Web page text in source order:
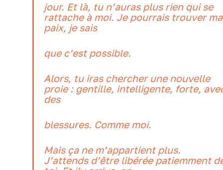
jour. Et là, tu n’auras plus rien qui se
rattache à moi. Je pourrais trouver ma
paix, je sais
que c’est possible.
Alors, tu iras chercher une nouvelle
proie : gentille, intelligente, forte,
des
blessures. Comme moi.
Mais ça ne m’appartient plus.
J’attends d’être libérée patiemment